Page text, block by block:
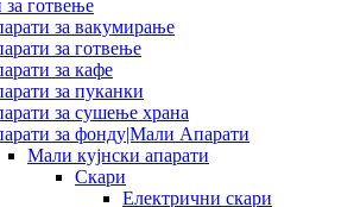
готвење
за вакумирање
за готвење
за кафе
за пуканки
за сушење храна
за фонду|Мали Апарати
Мали кујнски апарати
Скари
Електрични скари